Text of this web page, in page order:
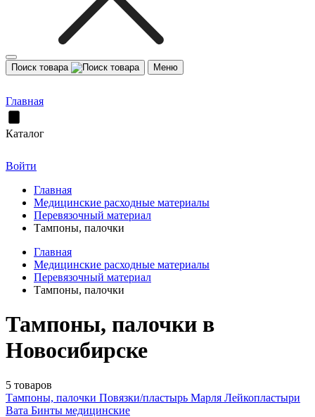
Поиск товара Меню
Главная
Каталог
Войти
Главная
Медицинские расходные материалы
Перевязочный материал
Тампоны, палочки
Главная
Медицинские расходные материалы
Перевязочный материал
Тампоны, палочки
Тампоны, палочки в
Новосибирске
5 товаров
Тампоны, палочки Повязки/пластырь Марля Лейкопластыри
Вата Бинты медицинские